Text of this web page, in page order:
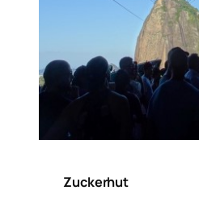
Zuckerhut